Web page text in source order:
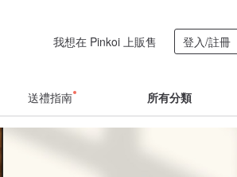
我想在 Pinkoi 上販售 登入/註冊
送禮指南 所有分類